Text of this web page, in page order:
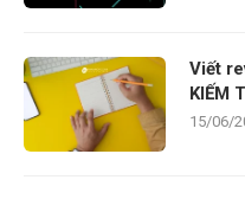
Viết
KIẾM
15/06/